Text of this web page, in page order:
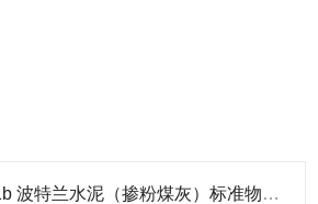
特兰水泥（掺粉煤灰）标准物质的选购